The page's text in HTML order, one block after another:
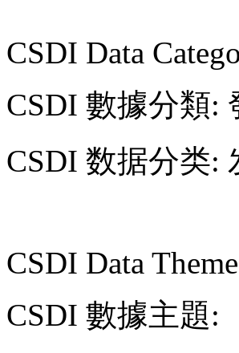
CSDI Data
CSDI 數據分類:
CSDI 数据分类:
CSDI Data
CSDI 數據主題: